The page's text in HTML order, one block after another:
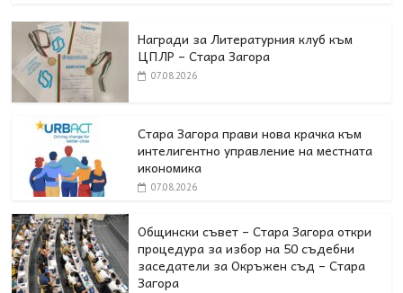
Награди за Литературния клуб към
ЦПЛР – Стара Загора
07.08.2026
Стара Загора прави нова крачка към
интелигентно управление на местната
икономика
07.08.2026
Общински съвет – Стара Загора откри
процедура за избор на 50 съдебни
заседатели за Окръжен съд – Стара
Загора